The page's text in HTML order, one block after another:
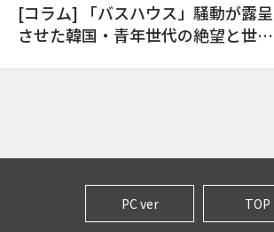
[コラム] 「バスハウス」騒動が露呈
させた韓国・青年世代の絶望と世代
PC ver TOP